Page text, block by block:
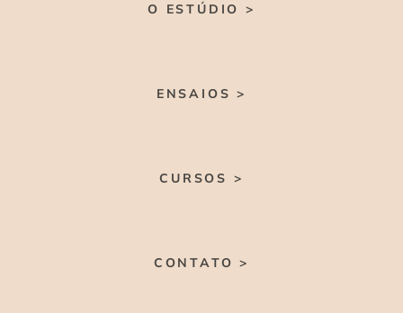
O ESTÚDIO >
ENSAIOS >
CURSOS >
CONTATO >